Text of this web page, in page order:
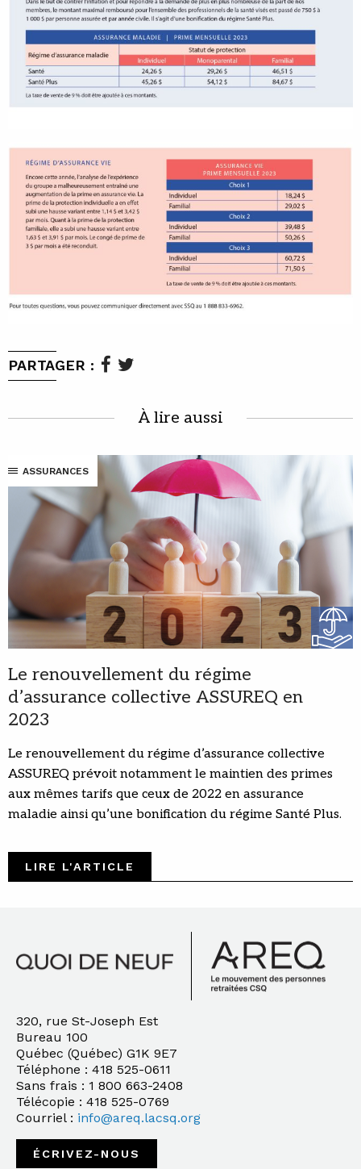
PARTAGER :
À lire aussi
ASSURANCES
Le renouvellement du régime
d’assurance collective ASSUREQ en
2023
Le renouvellement du régime d’assurance collective
ASSUREQ prévoit notamment le maintien des primes
aux mêmes tarifs que ceux de 2022 en assurance
maladie ainsi qu’une bonification du régime Santé Plus.
LIRE L'ARTICLE
320, rue St-Joseph Est
Bureau 100
Québec (Québec) G1K 9E7
Téléphone : 418 525-0611
Sans frais : 1 800 663-2408
Télécopie : 418 525-0769
Courriel : info@areq.lacsq.org
ÉCRIVEZ-NOUS